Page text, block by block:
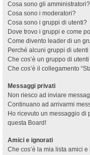
Cosa sono gli amministratori?
Cosa sono i moderatori?
Cosa sono i gruppi di utenti?
Dove trovo i gruppi e come
Come divento leader di un
Perché alcuni gruppi di
Che cos’è un gruppo di
Che cos’è il collegamento
Messaggi privati
Non riesco ad inviare
Continuano ad arrivarmi
Ho ricevuto un messaggio di
questa Board!
Amici e ignorati
Che cos’è la mia lista amici